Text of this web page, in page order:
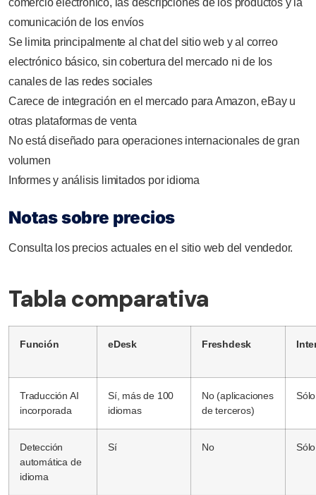
comunicación de los envíos
Se limita principalmente al chat del sitio web y al correo
electrónico básico, sin cobertura del mercado ni de los
canales de las redes sociales
Carece de integración en el mercado para Amazon, eBay u
otras plataformas de venta
No está diseñado para operaciones internacionales de gran
volumen
Informes y análisis limitados por idioma
Notas sobre precios
Consulta los precios actuales en el sitio web del vendedor.
Tabla comparativa
Función eDesk Freshdesk
Traducción AI
incorporada
Sí, más de 100
idiomas
No (aplicaciones
de terceros)
Detección
automática de
idioma
Sí No